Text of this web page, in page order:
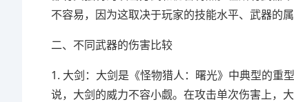
不容易，因为这取决于玩家的技能水平、武器的
二、不同武器的伤害比较
1. 大剑：大剑是《怪物猎人：曙光》中典型的重
说，大剑的威力不容小觑。在攻击单次伤害上，大